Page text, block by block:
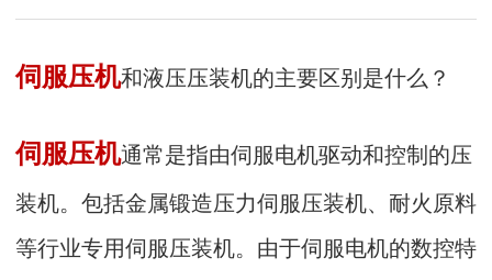
伺服压机和液压压装机的主要区别是什么？
伺服压机通常是指由伺服电机驱动和控制的压
装机。包括金属锻造压力伺服压装机、耐火原料
等行业专用伺服压装机。由于伺服电机的数控特